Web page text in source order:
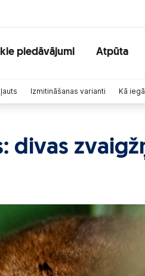
piedāvājumi Atpūta
divas
Izmitināšanas varianti Kā